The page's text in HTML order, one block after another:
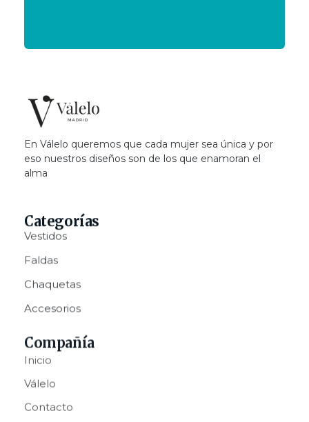
Valelo Madrid
Shop
En Válelo queremos que cada mujer sea única y por
eso nuestros diseños son de los que enamoran el
alma
Categorías
Vestidos
Faldas
Chaquetas
Accesorios
Compañía
Inicio
Válelo
Contacto